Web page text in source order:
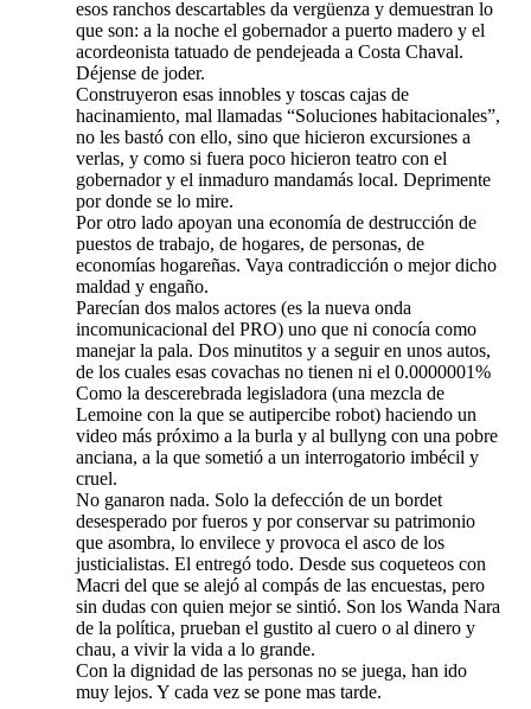
esos ranchos descartables da vergüenza y demuestran lo
que son: a la noche el gobernador a puerto madero y el
acordeonista tatuado de pendejeada a Costa Chaval.
Déjense de joder.
Construyeron esas innobles y toscas cajas de
hacinamiento, mal llamadas “Soluciones habitacionales”,
no les bastó con ello, sino que hicieron excursiones a
verlas, y como si fuera poco hicieron teatro con el
gobernador y el inmaduro mandamás local. Deprimente
por donde se lo mire.
Por otro lado apoyan una economía de destrucción de
puestos de trabajo, de hogares, de personas, de
economías hogareñas. Vaya contradicción o mejor dicho
maldad y engaño.
Parecían dos malos actores (es la nueva onda
incomunicacional del PRO) uno que ni conocía como
manejar la pala. Dos minutitos y a seguir en unos autos,
de los cuales esas covachas no tienen ni el 0.0000001%
Como la descerebrada legisladora (una mezcla de
Lemoine con la que se autipercibe robot) haciendo un
video más próximo a la burla y al bullyng con una pobre
anciana, a la que sometió a un interrogatorio imbécil y
cruel.
No ganaron nada. Solo la defección de un bordet
desesperado por fueros y por conservar su patrimonio
que asombra, lo envilece y provoca el asco de los
justicialistas. El entregó todo. Desde sus coqueteos con
Macri del que se alejó al compás de las encuestas, pero
sin dudas con quien mejor se sintió. Son los Wanda Nara
de la política, prueban el gustito al cuero o al dinero y
chau, a vivir la vida a lo grande.
Con la dignidad de las personas no se juega, han ido
muy lejos. Y cada vez se pone mas tarde.